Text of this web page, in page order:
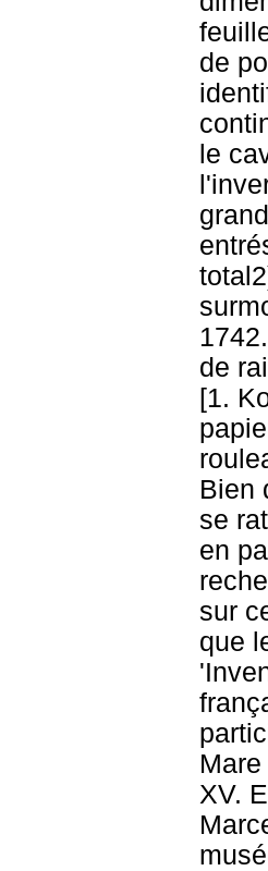
de
le
de
[1.
Bien
se
en
sur
que
XV.